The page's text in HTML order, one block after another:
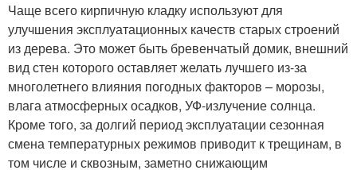
Чаще всего кирпичную кладку используют для
улучшения эксплуатационных качеств старых строений
из дерева. Это может быть бревенчатый домик, внешний
вид стен которого оставляет желать лучшего из-за
многолетнего влияния погодных факторов – морозы,
влага атмосферных осадков, УФ-излучение солнца.
Кроме того, за долгий период эксплуатации сезонная
смена температурных режимов приводит к трещинам, в
том числе и сквозным, заметно снижающим